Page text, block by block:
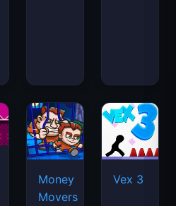
Money
Movers
Vex 3